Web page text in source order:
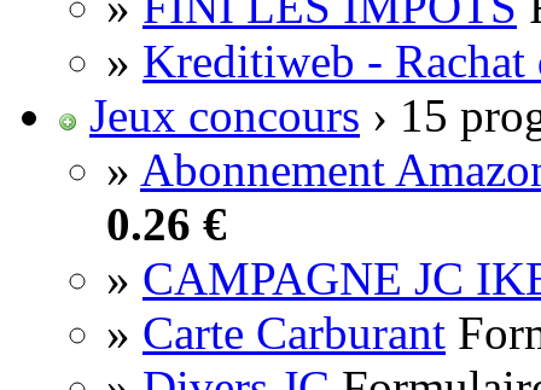
» Kreditiweb - Rachat
Jeux concours › 15
» Abonnement
0.26 €
» CAMPAGNE JC
» Carte Carburant